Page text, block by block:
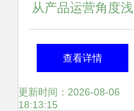
从产品运营角度浅
析小米有品app现
状
查看详情
更新时间：2026-08-06
18:13:15